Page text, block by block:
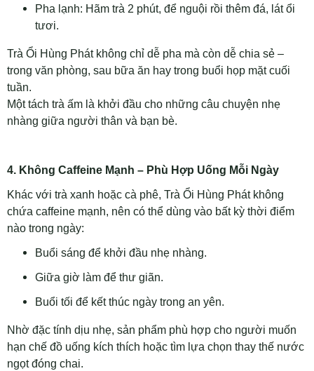
Pha lạnh: Hãm trà 2 phút, để nguội rồi thêm đá, lát ổi
tươi.
Trà Ổi Hùng Phát không chỉ dễ pha mà còn dễ chia sẻ –
trong văn phòng, sau bữa ăn hay trong buổi họp mặt cuối
tuần.
Một tách trà ấm là khởi đầu cho những câu chuyện nhẹ
nhàng giữa người thân và bạn bè.
4. Không Caffeine Mạnh – Phù Hợp Uống Mỗi Ngày
Khác với trà xanh hoặc cà phê, Trà Ổi Hùng Phát không
chứa caffeine mạnh, nên có thể dùng vào bất kỳ thời điểm
nào trong ngày:
Buổi sáng để khởi đầu nhẹ nhàng.
Giữa giờ làm để thư giãn.
Buổi tối để kết thúc ngày trong an yên.
Nhờ đặc tính dịu nhẹ, sản phẩm phù hợp cho người muốn
hạn chế đồ uống kích thích hoặc tìm lựa chọn thay thế nước
ngọt đóng chai.